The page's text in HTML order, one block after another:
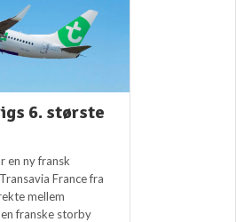
6. største
en ny fransk
France fra
mellem
franske storby